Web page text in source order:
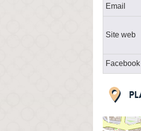
Email
Site web
Facebook